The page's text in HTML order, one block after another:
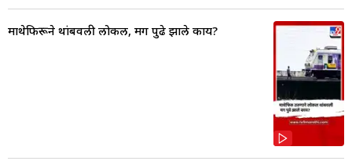
माथेफिरूने थांबवली लोकल, मग पुढे झाले काय?